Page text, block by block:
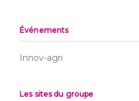
Événements
Innov-agri
Les sites du groupe